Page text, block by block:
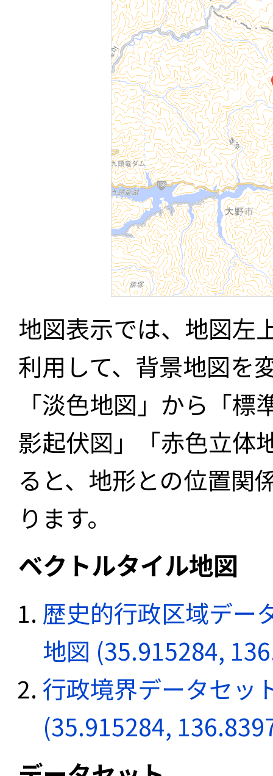
地図表示では、地図左
利用して、背景地図を
「淡色地図」から「
影起伏図」「赤色立体
ると、地形との位置関
ります。
ベクトルタイル地図
歴史的行政区域デー
地図 (35.915284,
行政境界データセッ
(35.915284,